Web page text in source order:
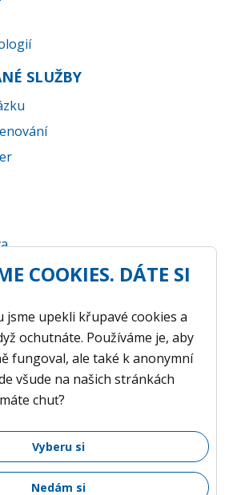
SLUŽBY
park Univerzity Palackého v
Nastavení cookies
COOKIES. DÁTE SI
jsme upekli křupavé cookies a
ochutnáte. Používáme je, aby
fungoval, ale také k anonymní
všude na našich stránkách
chuť?
Vyberu si
Nedám si